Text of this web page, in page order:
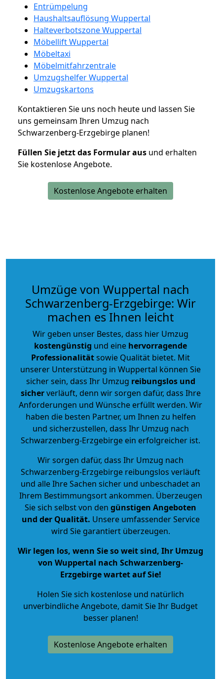
Entrümpelung
Haushaltsauflösung Wuppertal
Halteverbotszone Wuppertal
Möbellift Wuppertal
Möbeltaxi
Möbelmitfahrzentrale
Umzugshelfer Wuppertal
Umzugskartons
Kontaktieren Sie uns noch heute und lassen Sie
uns gemeinsam Ihren Umzug nach
Schwarzenberg-Erzgebirge planen!
Füllen Sie jetzt das Formular aus und erhalten
Sie kostenlose Angebote.
Kostenlose Angebote erhalten
Umzüge von Wuppertal nach
Schwarzenberg-Erzgebirge: Wir
machen es Ihnen leicht
Wir geben unser Bestes, dass hier Umzug
kostengünstig und eine hervorragende
Professionalitätsowie Qualität bietet. Mit
unserer Unterstützung in Wuppertal können Sie
sicher sein, dass Ihr Umzug reibungslos und
sicherverläuft, denn wir sorgen dafür, dass Ihre
Anforderungen und Wünsche erfüllt werden. Wir
haben die besten Partner, um Ihnen zu helfen
und sicherzustellen, dass Ihr Umzug nach
Schwarzenberg-Erzgebirge ein erfolgreicher ist.
Wir sorgen dafür, dass Ihr Umzug nach
Schwarzenberg-Erzgebirge reibungslos verläuft
und alle Ihre Sachen sicher und unbeschadet an
Ihrem Bestimmungsort ankommen. Überzeugen
Sie sich selbst von den günstigen Angeboten
und der Qualität. Unsere umfassender Service
wird Sie garantiert überzeugen.
Wir legen los, wenn Sie so weit sind, Ihr Umzug
von Wuppertal nach Schwarzenberg-
Erzgebirge wartet auf Sie!
Holen Sie sich kostenlose und natürlich
unverbindliche Angebote, damit Sie Ihr Budget
besser planen!
Kostenlose Angebote erhalten